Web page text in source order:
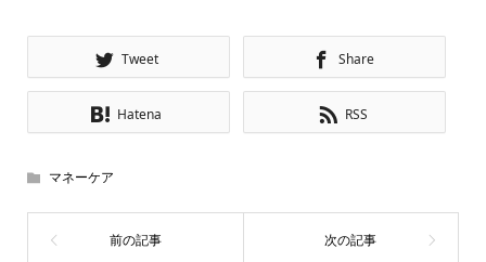
Tweet Share
Hatena RSS
マネーケア